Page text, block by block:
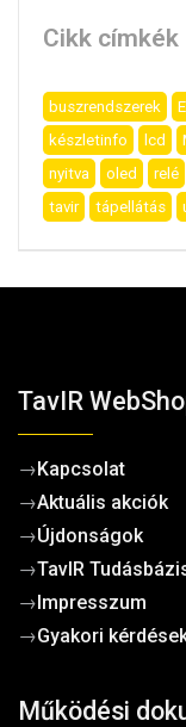
Cikk címkék
buszrendszerek
készletinfo
lcd
nyitva
oled relé
tavir
tápellátás
TavIR
→Kapcsolat
→Aktuális akciók
→Újdonságok
→TavIR
→Impresszum
→Gyakori
Működési